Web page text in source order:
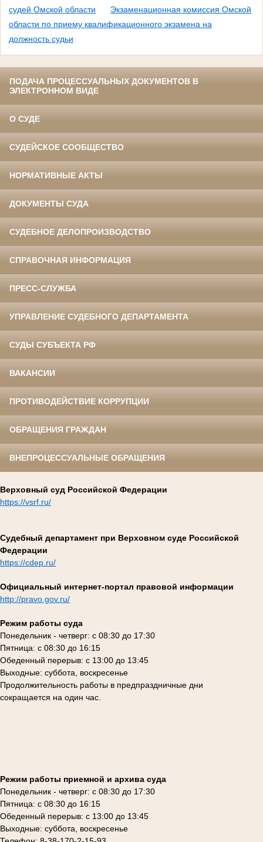
судей Омской области
Экзаменационная комиссия Омской
области по приему квалификационного экзамена на
должность судьи
ПОДАЧА ПРОЦЕССУАЛЬНЫХ ДОКУМЕНТОВ В
ЭЛЕКТРОННОМ ВИДЕ
О СУДЕ
СУДЕЙСКОЕ СООБЩЕСТВО
НОРМАТИВНЫЕ АКТЫ
ДОКУМЕНТЫ СУДА
СУДЕБНОЕ ДЕЛОПРОИЗВОДСТВО
СПРАВОЧНАЯ ИНФОРМАЦИЯ
ПРЕСС-СЛУЖБА
УПРАВЛЕНИЕ СУДЕБНОГО ДЕПАРТАМЕНТА
СУДЫ СУБЪЕКТА РФ
ВАКАНСИИ
ПРОТИВОДЕЙСТВИЕ КОРРУПЦИИ
ОБРАЩЕНИЯ ГРАЖДАН
ВНЕПРОЦЕССУАЛЬНЫЕ ОБРАЩЕНИЯ
Верховный суд Российской Федерации
https://vsrf.ru/
Судебный департамент при Верховном суде Российской
Федерации
https://cdep.ru/
Официальный интернет-портал правовой информации
http://pravo.gov.ru/
Режим работы суда
Понедельник - четверг: с 08:30 до 17:30
Пятница: с 08:30 до 16:15
Обеденный перерыв: с 13:00 до 13:45
Выходные: суббота, воскресенье
Продолжительность работы в предпраздничные дни
сокращается на один час.
Режим работы приемной и архива суда
Понедельник - четверг: с 08:30 до 17:30
Пятница: с 08:30 до 16:15
Обеденный перерыв: с 13:00 до 13:45
Выходные: суббота, воскресенье